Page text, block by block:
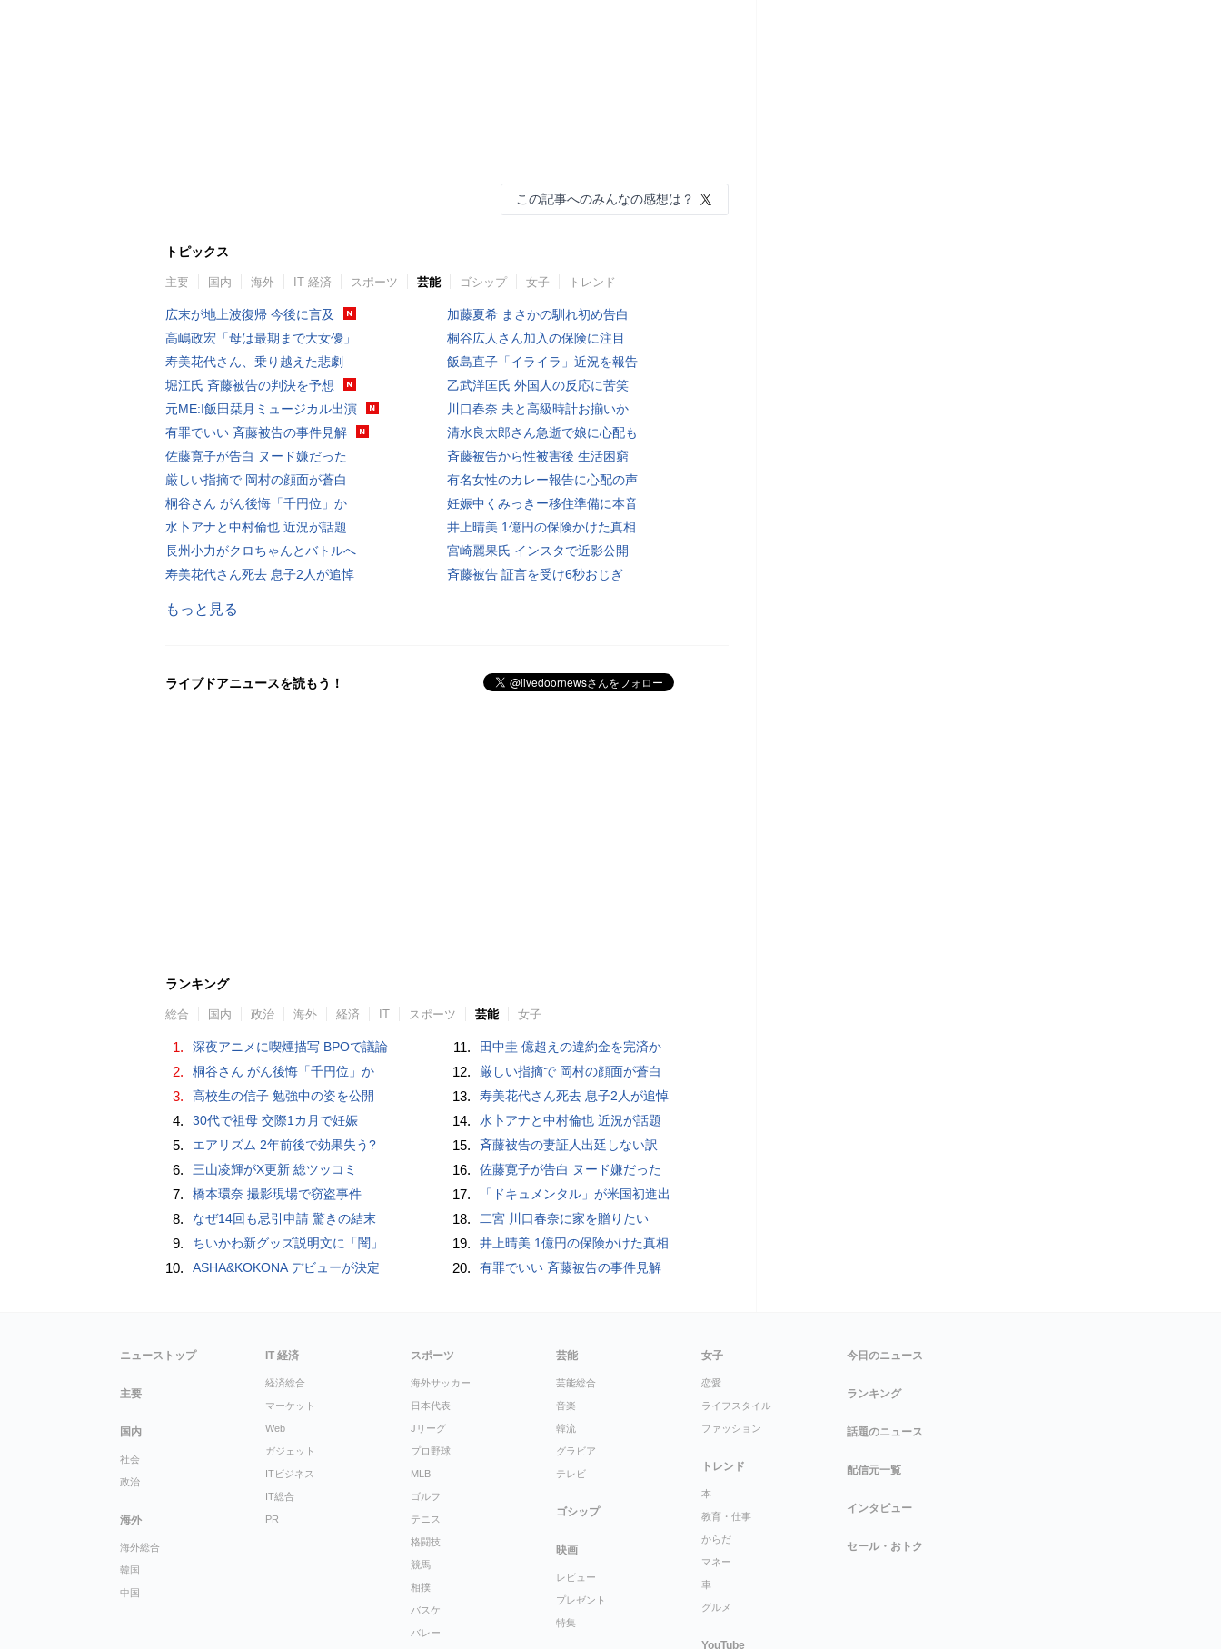
この記事へのみんなの感想は？
トピックス
主要 国内 海外 IT 経済 スポーツ 芸能 ゴシップ 女子 トレンド
広末が地上波復帰 今後に言及
高嶋政宏「母は最期まで大女優」
寿美花代さん、乗り越えた悲劇
堀江氏 斉藤被告の判決を予想
元ME:I飯田栞月ミュージカル出演
有罪でいい 斉藤被告の事件見解
佐藤寛子が告白 ヌード嫌だった
厳しい指摘で 岡村の顔面が蒼白
桐谷さん がん後悔「千円位」か
水卜アナと中村倫也 近況が話題
長州小力がクロちゃんとバトルへ
寿美花代さん死去 息子2人が追悼
加藤夏希 まさかの馴れ初め告白
桐谷広人さん加入の保険に注目
飯島直子「イライラ」近況を報告
乙武洋匡氏 外国人の反応に苦笑
川口春奈 夫と高級時計お揃いか
清水良太郎さん急逝で娘に心配も
斉藤被告から性被害後 生活困窮
有名女性のカレー報告に心配の声
妊娠中くみっきー移住準備に本音
井上晴美 1億円の保険かけた真相
宮崎麗果氏 インスタで近影公開
斉藤被告 証言を受け6秒おじぎ
もっと見る
ライブドアニュースを読もう！
ランキング
総合 国内 政治 海外 経済 IT スポーツ 芸能 女子
1. 深夜アニメに喫煙描写 BPOで議論
2. 桐谷さん がん後悔「千円位」か
3. 高校生の信子 勉強中の姿を公開
4. 30代で祖母 交際1カ月で妊娠
5. エアリズム 2年前後で効果失う?
6. 三山凌輝がX更新 総ツッコミ
7. 橋本環奈 撮影現場で窃盗事件
8. なぜ14回も忌引申請 驚きの結末
9. ちいかわ新グッズ説明文に「闇」
10. ASHA&KOKONA デビューが決定
11. 田中圭 億超えの違約金を完済か
12. 厳しい指摘で 岡村の顔面が蒼白
13. 寿美花代さん死去 息子2人が追悼
14. 水卜アナと中村倫也 近況が話題
15. 斉藤被告の妻証人出廷しない訳
16. 佐藤寛子が告白 ヌード嫌だった
17. 「ドキュメンタル」が米国初進出
18. 二宮 川口春奈に家を贈りたい
19. 井上晴美 1億円の保険かけた真相
20. 有罪でいい 斉藤被告の事件見解
ニューストップ
主要
国内
社会
政治
海外
海外総合
韓国
中国
IT 経済
経済総合
マーケット
Web
ガジェット
ITビジネス
IT総合
PR
スポーツ
海外サッカー
日本代表
Jリーグ
プロ野球
MLB
ゴルフ
テニス
格闘技
競馬
相撲
バスケ
バレー
芸能
芸能総合
音楽
韓流
グラビア
テレビ
ゴシップ
映画
レビュー
プレゼント
特集
女子
恋愛
ライフスタイル
ファッション
トレンド
本
教育・仕事
からだ
マネー
車
グルメ
YouTube
今日のニュース
ランキング
話題のニュース
配信元一覧
インタビュー
セール・おトク